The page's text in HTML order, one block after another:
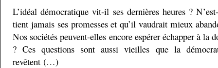
L’idéal démocratique vit-il ses dernières heures ?
tient jamais ses promesses et qu’il vaudrait mieux
Nos sociétés peuvent-elles encore espérer échapper à la
? Ces questions sont aussi vieilles que la
revêtent (…)